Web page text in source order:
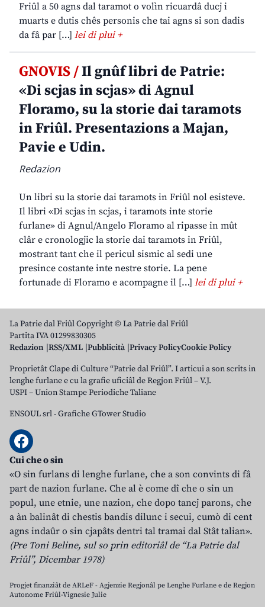
Friûl a 50 agns dal taramot o volìn ricuardâ ducj i
muarts e dutis chês personis che tai agns si son dadis
da fâ par […] lei di plui +
GNOVIS /Il gnûf libri de Patrie:
«Di scjas in scjas» di Agnul
Floramo, su la storie dai taramots
in Friûl. Presentazions a Majan,
Pavie e Udin.
Redazion
Un libri su la storie dai taramots in Friûl nol esisteve.
Il libri «Di scjas in scjas, i taramots inte storie
furlane» di Agnul/Angelo Floramo al ripasse in mût
clâr e cronologjic la storie dai taramots in Friûl,
mostrant tant che il pericul sismic al sedi une
presince costante inte nestre storie. La pene
fortunade di Floramo e acompagne il […] lei di plui +
La Patrie dal Friûl Copyright © La Patrie dal Friûl
Partita IVA 01299830305
Redazion RSS/XML Pubblicità Privacy PolicyCookie Policy
Proprietât Clape di Culture “Patrie dal Friûl”. I articui a son scrits in
lenghe furlane e cu la grafie uficiâl de Regjon Friûl – V.J.
USPI – Union Stampe Periodiche Taliane
ENSOUL srl-Grafiche GTower Studio
Cui che o sin
«O sin furlans di lenghe furlane, che a son convints di fâ
part de nazion furlane. Che al è come dî che o sin un
popul, une etnie, une nazion, che dopo tancj parons, che
a àn balinât di chestis bandis dilunc i secui, cumò di cent
agns indaûr o sin cjapâts dentri tal tramai dal Stât talian».
(Pre Toni Beline, sul so prin editoriâl de “La Patrie dal
Friûl”, Dicembar 1978)
Progjet finanziât de ARLeF - Agjenzie Regjonâl pe Lenghe Furlane e de Regjon
Autonome Friûl-Vignesie Julie